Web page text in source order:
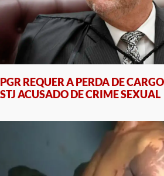
PGR REQUER A PERDA DE
STJ ACUSADO DE CRIME SEXUAL